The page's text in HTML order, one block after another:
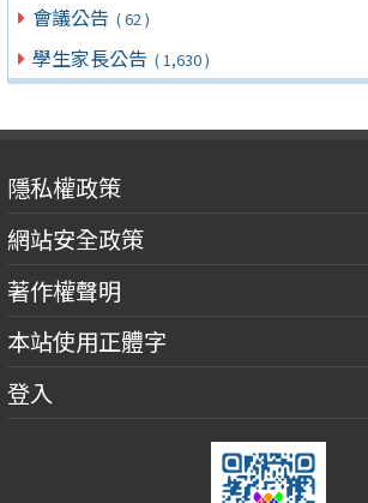
會議公告 ( 62 )
學生家長公告 ( 1,630 )
隱私權政策
網站安全政策
著作權聲明
本站使用正體字
登入